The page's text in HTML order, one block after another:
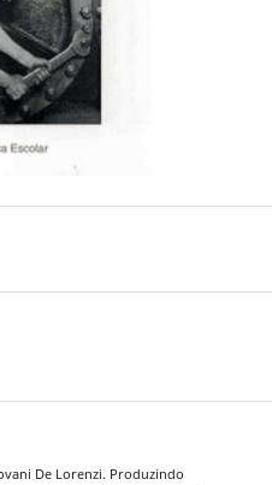
De Lorenzi. Produzindo